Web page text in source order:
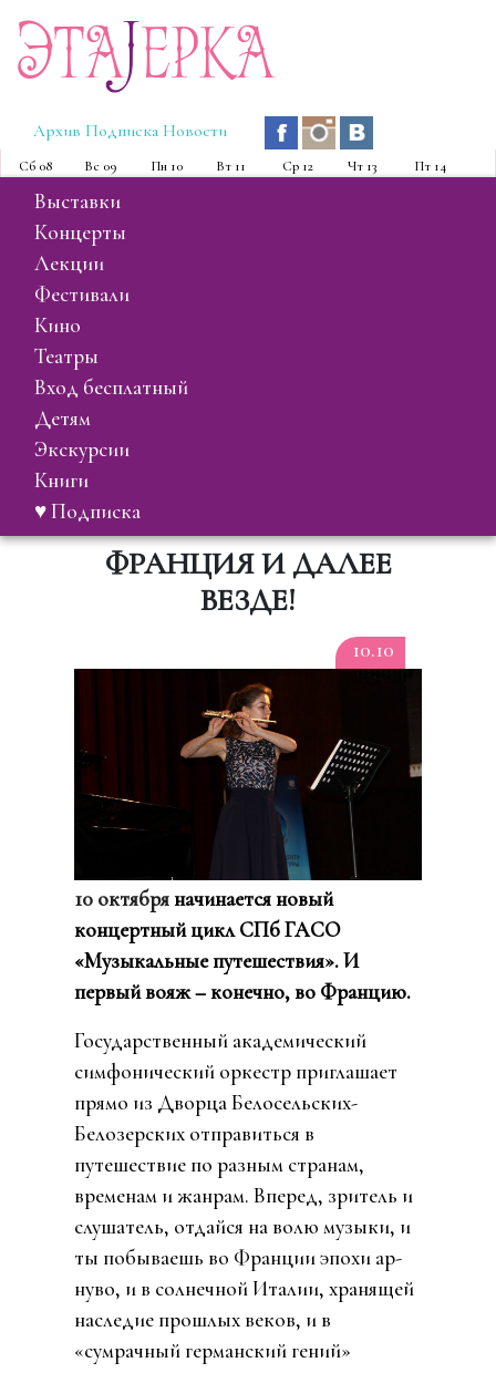
ЭтаJерка
Архив Подписка Новости
Сб 08 Вс 09 Пн 10 Вт 11 Ср 12 Чт 13 Пт 14
выставки
концерты
лекции
фестивали
кино
театры
вход бесплатный
детям
экскурсии
книги
♥ Подписка
ФРАНЦИЯ И ДАЛЕЕ
ВЕЗДЕ!
10.10
10 октябряначинается новый
концертный цикл СПб ГАСО
«Музыкальные путешествия». И
первый вояж – конечно, во Францию.
Государственный академический
симфонический оркестр приглашает
прямо из Дворца Белосельских-
Белозерских отправиться в
путешествие по разным странам,
временам и жанрам. Вперед, зритель и
слушатель, отдайся на волю музыки, и
ты побываешь во Франции эпохи ар-
нуво, и в солнечной Италии, хранящей
наследие прошлых веков, и в
«сумрачный германский гений»